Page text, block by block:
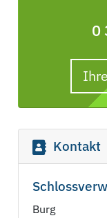
0
Kontakt
Burg